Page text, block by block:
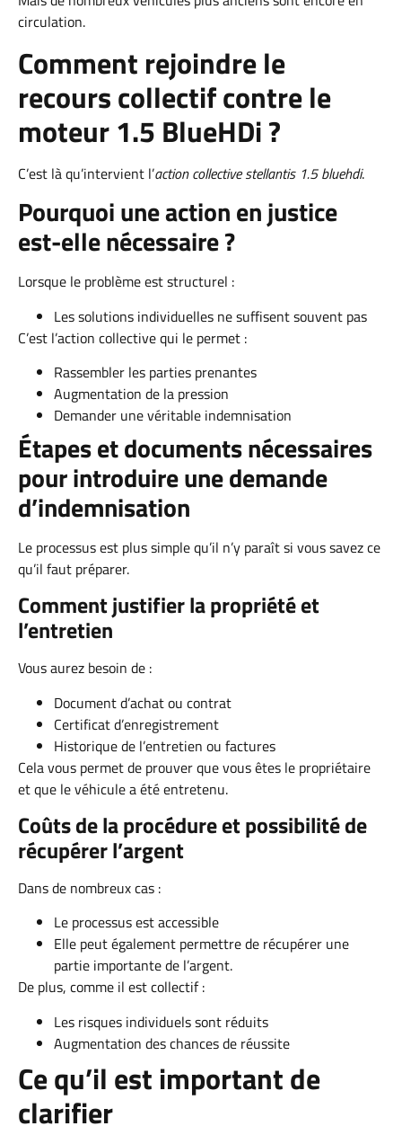
circulation.
Comment rejoindre le
recours collectif contre le
moteur 1.5 BlueHDi ?
C’est là qu’intervient l’action collective stellantis 1.5 bluehdi.
Pourquoi une action en justice
est-elle nécessaire ?
Lorsque le problème est structurel :
Les solutions individuelles ne suffisent souvent pas
C’est l’action collective qui le permet :
Rassembler les parties prenantes
Augmentation de la pression
Demander une véritable indemnisation
Étapes et documents nécessaires
pour introduire une demande
d’indemnisation
Le processus est plus simple qu’il n’y paraît si vous savez ce
qu’il faut préparer.
Comment justifier la propriété et
l’entretien
Vous aurez besoin de :
Document d’achat ou contrat
Certificat d’enregistrement
Historique de l’entretien ou factures
Cela vous permet de prouver que vous êtes le propriétaire
et que le véhicule a été entretenu.
Coûts de la procédure et possibilité de
récupérer l’argent
Dans de nombreux cas :
Le processus est accessible
Elle peut également permettre de récupérer une
partie importante de l’argent.
De plus, comme il est collectif :
Les risques individuels sont réduits
Augmentation des chances de réussite
Ce qu’il est important de
clarifier